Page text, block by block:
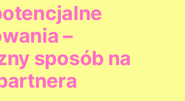
–
sposób na